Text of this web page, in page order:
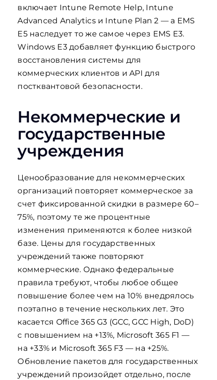
включает Intune Remote Help, Intune
Advanced Analytics и Intune Plan 2 — а EMS
E5 наследует то же самое через EMS E3.
Windows E3 добавляет функцию быстрого
восстановления системы для
коммерческих клиентов и API для
постквантовой безопасности.
Некоммерческие и
государственные
учреждения
Ценообразование для некоммерческих
организаций повторяет коммерческое за
счет фиксированной скидки в размере 60–
75%, поэтому те же процентные
изменения применяются к более низкой
базе. Цены для государственных
учреждений также повторяют
коммерческие. Однако федеральные
правила требуют, чтобы любое общее
повышение более чем на 10% внедрялось
поэтапно в течение нескольких лет. Это
касается Office 365 G3 (GCC, GCC High, DoD)
с повышением на +13%, Microsoft 365 F1 —
на +33% и Microsoft 365 F3 — на +25%.
Обновление пакетов для государственных
учреждений произойдет отдельно, после